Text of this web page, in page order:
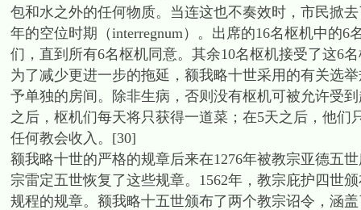
包和水之外的任何物质。当连这也不奏效时，市民掀
年的空位时期（interregnum）。出席的16名枢机中的
们，直到所有6名枢机同意。其余10名枢机接受了这6
为了减少更进一步的拖延，额我略十世采用的有关选
予单独的房间。除非生病，否则没有枢机可被允许受
之后，枢机们每天将只获得一道菜；在5天之后，他
任何教会收入。[30]
额我略十世的严格的规章后来在1276年被教宗亚德五
宗雷定五世恢复了这些规章。1562年，教宗庇护四世
规程的规章。额我略十五世颁布了两个教宗诏令，涵